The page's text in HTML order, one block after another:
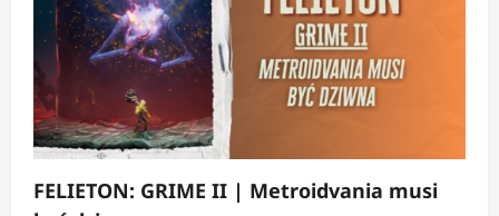
FELIETON: GRIME II | Metroidvania musi